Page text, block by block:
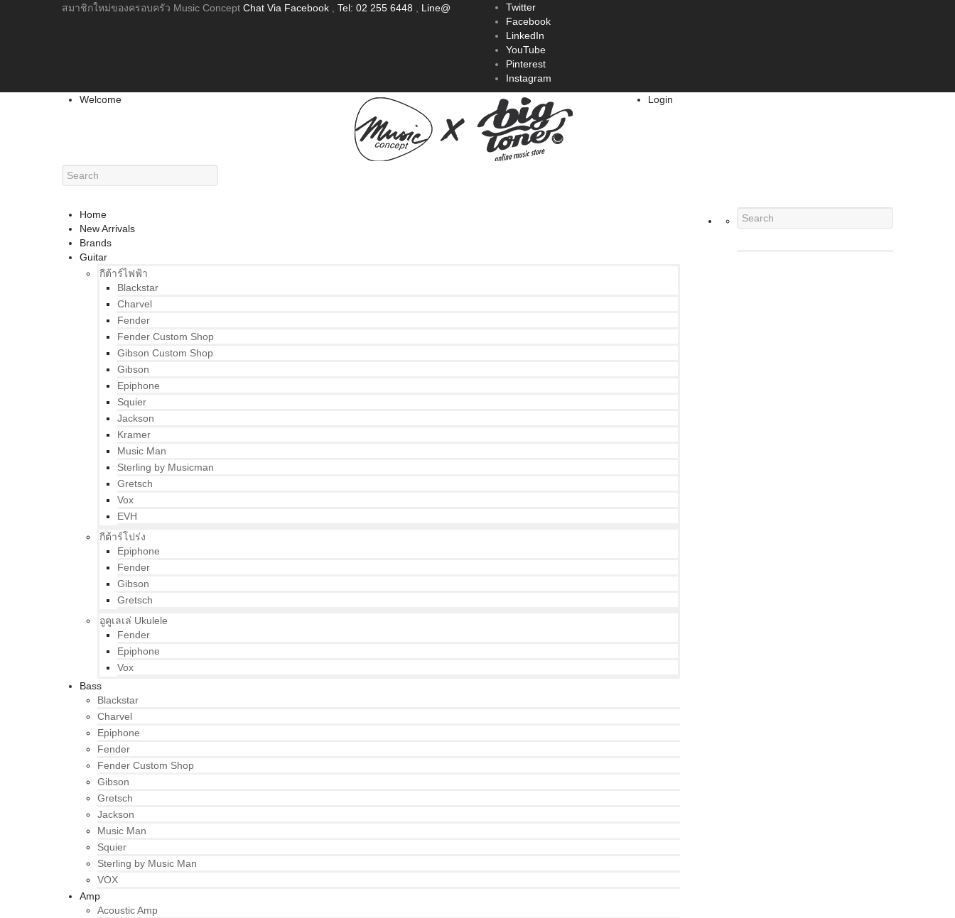
สมาชิกใหม่ของครอบครัว Music Concept Chat Via Facebook Tel: 02 255 6448 Line@
Twitter
Facebook
LinkedIn
YouTube
Pinterest
Instagram
Welcome
Login
Home
New Arrivals
Brands
Guitar
กีต้าร์ไฟฟ้า
Blackstar
Charvel
Fender
Fender Custom Shop
Gibson Custom Shop
Gibson
Epiphone
Squier
Jackson
Kramer
Music Man
Sterling by Musicman
Gretsch
Vox
EVH
กีต้าร์โปร่ง
Epiphone
Fender
Gibson
Gretsch
อูคูเลเล่ Ukulele
Fender
Epiphone
Vox
Bass
Blackstar
Charvel
Epiphone
Fender
Fender Custom Shop
Gibson
Gretsch
Jackson
Music Man
Squier
Sterling by Music Man
VOX
Amp
Acoustic Amp